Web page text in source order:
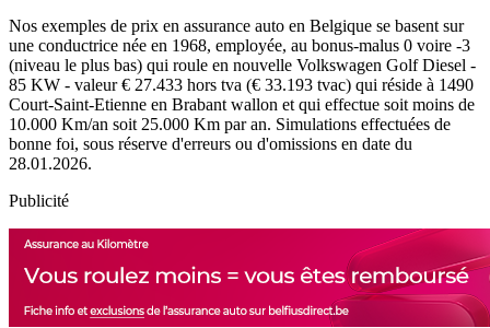
Nos exemples de prix en assurance auto en Belgique se basent sur
une conductrice née en 1968, employée, au bonus-malus 0 voire -3
(niveau le plus bas) qui roule en nouvelle Volkswagen Golf Diesel -
85 KW - valeur € 27.433 hors tva (€ 33.193 tvac) qui réside à 1490
Court-Saint-Etienne en Brabant wallon et qui effectue soit moins de
10.000 Km/an soit 25.000 Km par an. Simulations effectuées de
bonne foi, sous réserve d'erreurs ou d'omissions en date du
28.01.2026.
Publicité